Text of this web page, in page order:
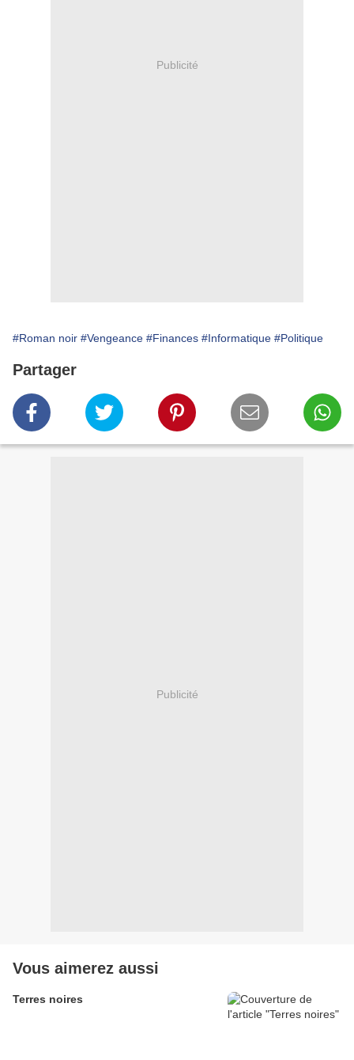
Publicité
#Roman noir #Vengeance #Finances #Informatique #Politique
Partager
Publicité
Vous aimerez aussi
Terres noires